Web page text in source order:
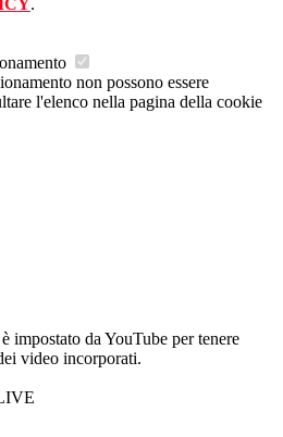
.
non possono essere
l'elenco nella pagina della cookie
impostato da YouTube per tenere
video incorporati.